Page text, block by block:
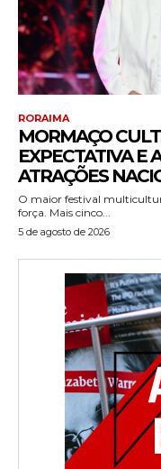
RORAIMA
MORMAÇO
EXPECTATIVA E
ATRAÇÕES
O maior festival
força. Mais cinco...
5 de agosto de 2026